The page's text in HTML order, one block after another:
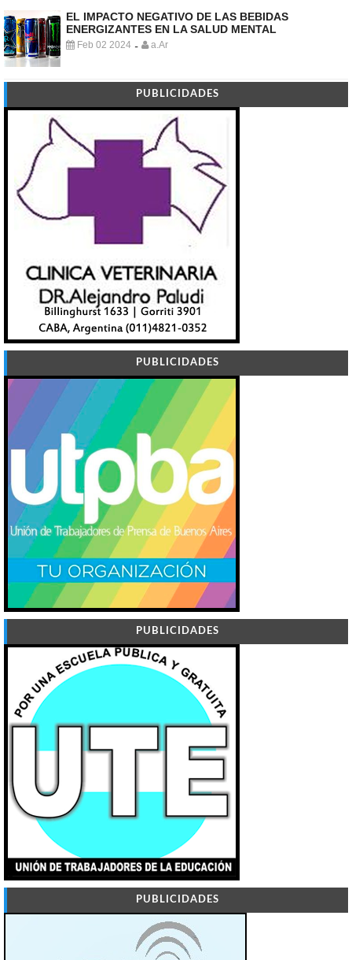
EL IMPACTO NEGATIVO DE LAS BEBIDAS
ENERGIZANTES EN LA SALUD MENTAL
Feb 02 2024 - a.Ar
PUBLICIDADES
PUBLICIDADES
PUBLICIDADES
PUBLICIDADES